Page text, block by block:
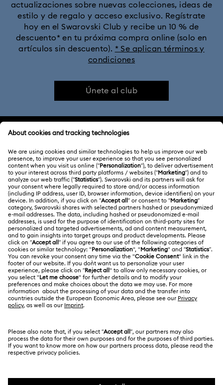
actualizaciones sobre nuevas colecciones, ideas de
estilo y de regalo y acceso exclusivo. Regístrate
hoy en el Swarovski Club y recibe un 10 % de
descuento* en tu próxima compra online (solo en
artículos sin descuento). * Se aplican términos y
condiciones
Únete al club
ATENCIÓN AL CLIENTE
Información general del servicio al cliente
Saldo de la tarjeta regalo
Estado de la reparación
Contacto
Guía de tamaños
Buscador de tiendas
ACERCA DE NOSOTROS
Acerca de Swarovski
Trabaja con nosotros
Alumni Community
Para profesionales
Mapa Web
Kristallwelten
CONDICIONES LEGALES
Condiciones De Uso
Terminos & Condiciones
Política De Privacidad
Pie De Imprenta
Otros países/regiones
English
Deutsch Español Français
SWAROVSKI® y el logotipo del cisne son marcas